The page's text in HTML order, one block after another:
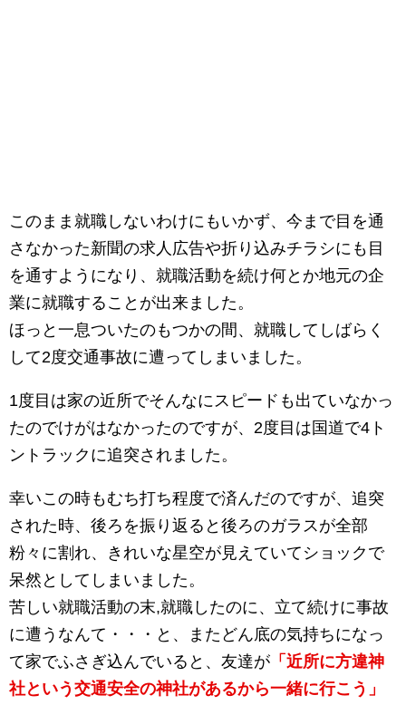
このまま就職しないわけにもいかず、今まで目を通
さなかった新聞の求人広告や折り込みチラシにも目
を通すようになり、就職活動を続け何とか地元の企
業に就職することが出来ました。
ほっと一息ついたのもつかの間、就職してしばらく
して2度交通事故に遭ってしまいました。
1度目は家の近所でそんなにスピードも出ていなかっ
たのでけがはなかったのですが、2度目は国道で4ト
ントラックに追突されました。
幸いこの時もむち打ち程度で済んだのですが、追突
された時、後ろを振り返ると後ろのガラスが全部
粉々に割れ、きれいな星空が見えていてショックで
呆然としてしまいました。
苦しい就職活動の末,就職したのに、立て続けに事故
に遭うなんて・・・と、またどん底の気持ちになっ
て家でふさぎ込んでいると、友達が 「近所に方違神
社という交通安全の神社があるから一緒に行こう」